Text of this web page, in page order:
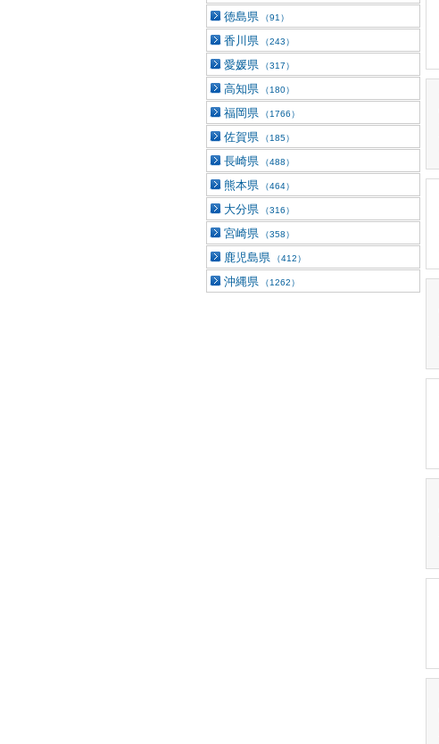
徳島県 （91）
香川県 （243）
愛媛県 （317）
高知県 （180）
福岡県 （1766）
佐賀県 （185）
長崎県 （488）
熊本県 （464）
大分県 （316）
宮崎県 （358）
鹿児島県 （412）
沖縄県 （1262）